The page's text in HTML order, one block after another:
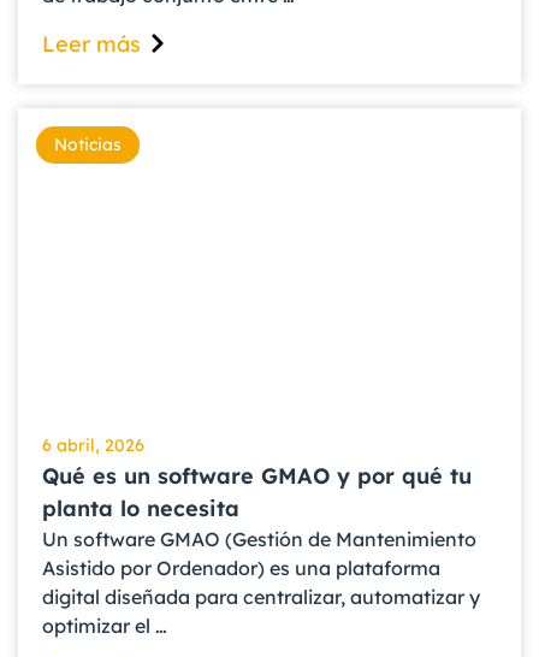
Leer más
Noticias
6 abril, 2026
Qué es un software GMAO y por qué tu
planta lo necesita
Un software GMAO (Gestión de Mantenimiento
Asistido por Ordenador) es una plataforma
digital diseñada para centralizar, automatizar y
optimizar el …